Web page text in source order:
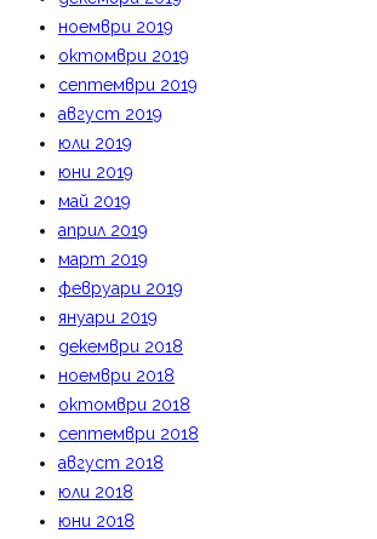
ноември 2019
октомври 2019
септември 2019
август 2019
юли 2019
юни 2019
май 2019
април 2019
март 2019
февруари 2019
януари 2019
декември 2018
ноември 2018
октомври 2018
септември 2018
август 2018
юли 2018
юни 2018